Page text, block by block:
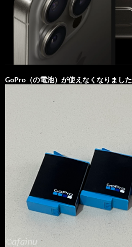
GoPro（の電池）が使えなくなりました